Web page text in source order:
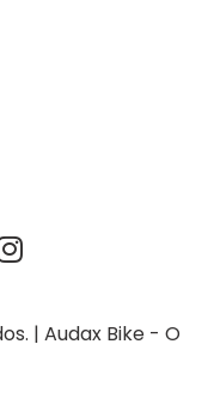
| Audax Bike - O